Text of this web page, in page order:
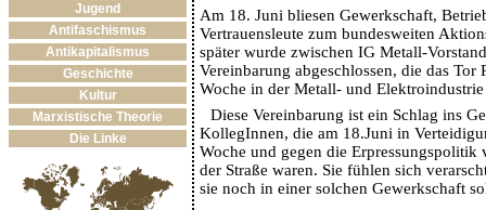
Jugend
Antifaschismus
Antikapitalismus
Geschichte
Kultur
Marxistische Theorie
Die Linke
Am 18. Juni bliesen Gewerkschaft,
Vertrauensleute zum bundesweiten
später wurde zwischen IG Metall-
Vereinbarung abgeschlossen, die das Tor
Woche in der Metall- und
Diese Vereinbarung ist ein Schlag ins
KollegInnen, die am 18.Juni in
Woche und gegen die Erpressungspolitik
der Straße waren. Sie fühlen sich
sie noch in einer solchen Gewerkschaft